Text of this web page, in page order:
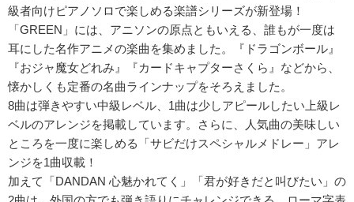
級者向けピアノソロで楽しめる楽譜シリーズが新登場！
「GREEN」には、アニソンの原点ともいえる、誰もが一度は
耳にした名作アニメの楽曲を集めました。『ドラゴンボール』
『おジャ魔女どれみ』『カードキャプターさくら』などから、
懐かしくも定番の名曲ラインナップをそろえました。
8曲は弾きやすい中級レベル、1曲は少しアピールしたい上級レ
ベルのアレンジを掲載しています。さらに、人気曲の美味しい
ところを一度に楽しめる「サビだけスペシャルメドレー」アレ
ンジを1曲収載！
加えて「DANDAN 心魅かれてく」「君が好きだと叫びたい」の